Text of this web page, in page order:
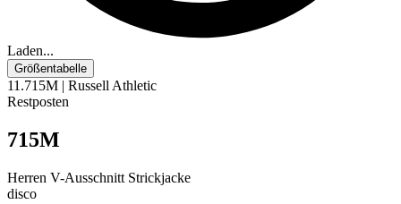
Laden...
Größentabelle
11.715M | Russell Athletic
Restposten
715M
Herren V-Ausschnitt Strickjacke
disco